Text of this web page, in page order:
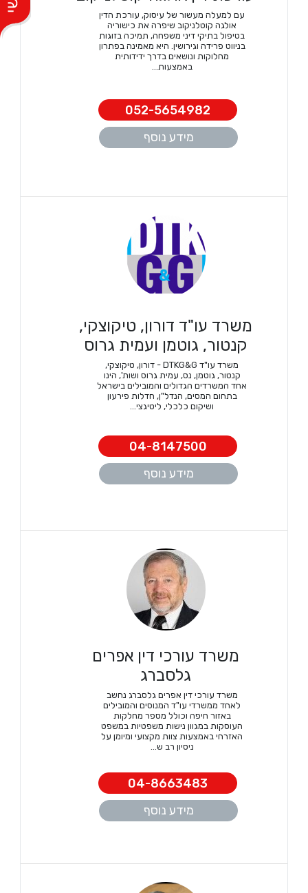
עם למעלה מעשור של עיסוק, עורכת הדין
אולגה קוטלניקוב שיפרה את כישוריה
בטיפול בתיקי דיני משפחה, תמיכה בזוגות
בניווט פרידה וגירושין. היא מאמינה בפתרון
מחלוקות ונושאים בדרך ידידותית
באמצעות...
052-5654982
מידע נוסף
משרד עו"ד דורון, טיקוצקי,
קנטור, גוטמן ועמית גרוס
משרד עו"ד DTKG&G - דורון, טיקוצקי,
קנטור, גוטמן, נס, עמית גרוס ושות', הינו
אחד המשרדים הגדולים והמובילים בישראל
בתחום המסים, הנדל"ן, חדלות פירעון
ושיקום כלכלי, ליטיגצי...
04-8147500
מידע נוסף
משרד עורכי דין אפרים
גלסברג
משרד עורכי דין אפרים גלסברג נחשב
לאחד ממשרדי עו"ד המנוסים והמובילים
באזור חיפה וכולל מספר מחלקות
העוסקות במגוון נישות משפטיות במשפט
האזרחי באמצעות צוות מקצועי ומיומן על
ניסיון רב ש...
04-8663483
מידע נוסף